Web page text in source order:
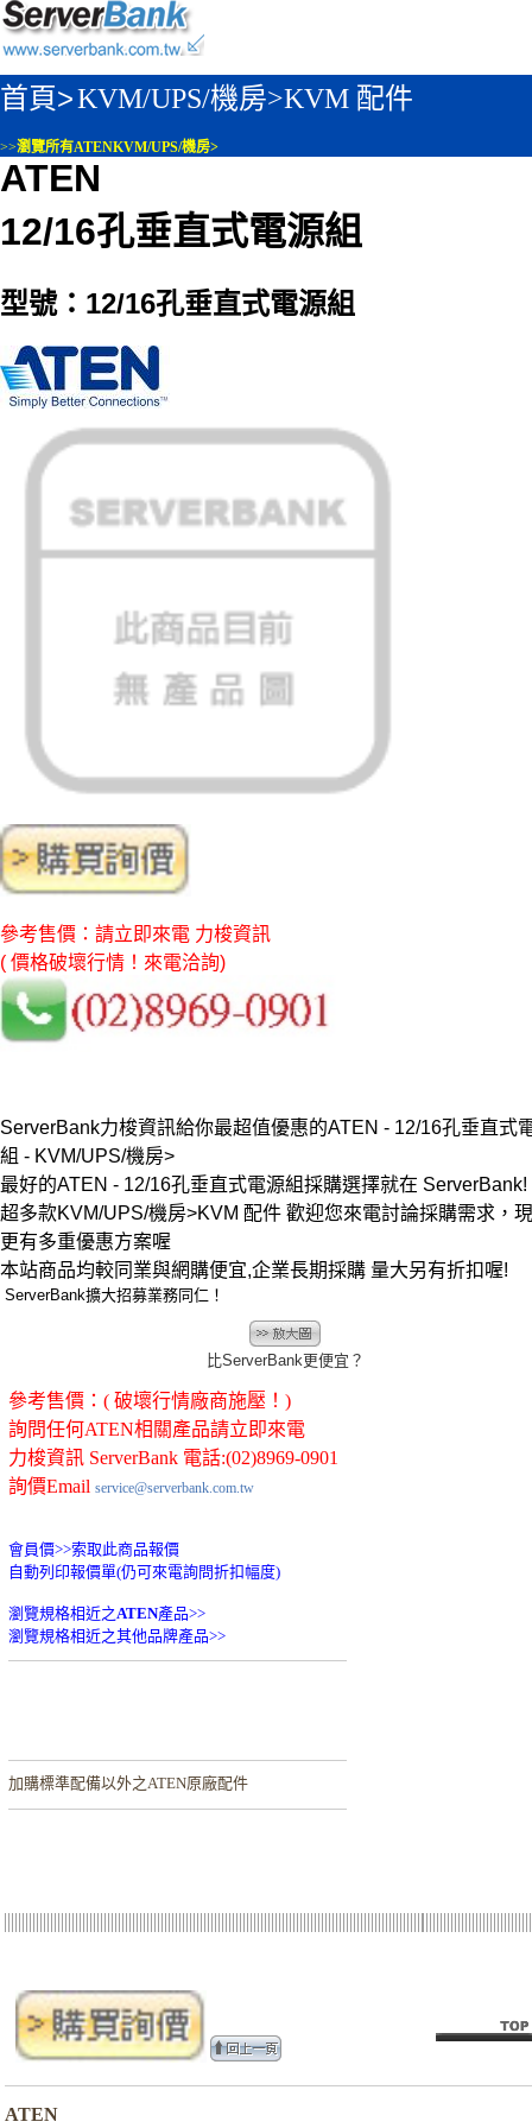
首頁>KVM/UPS/機房>KVM 配件
>>瀏覽所有ATENKVM/UPS/機房>
ATEN
12/16孔垂直式電源組
型號：12/16孔垂直式電源組
參考售價：請立即來電 力梭資訊
( 價格破壞行情！來電洽詢)
ServerBank力梭資訊給你最超值優惠的ATEN - 12/16孔垂直式
組 - KVM/UPS/機房>
最好的ATEN - 12/16孔垂直式電源組採購選擇就在 ServerBank!
超多款KVM/UPS/機房>KVM 配件 歡迎您來電討論採購需求，
更有多重優惠方案喔
本站商品均較同業與網購便宜,企業長期採購 量大另有折扣喔!
ServerBank擴大招募業務同仁！
比ServerBank更便宜？
參考售價：( 破壞行情廠商施壓！)
詢問任何ATEN相關產品請立即來電
力梭資訊 ServerBank 電話:(02)8969-0901
詢價Email service@serverbank.com.tw
會員價>>索取此商品報價
自動列印報價單(仍可來電詢問折扣幅度)
瀏覽規格相近之ATEN產品>>
瀏覽規格相近之其他品牌產品>>
加購標準配備以外之ATEN原廠配件
ATEN